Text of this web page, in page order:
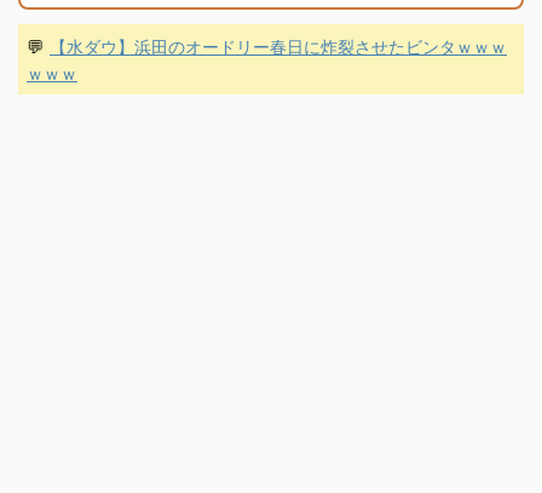
💬
【水ダウ】浜田のオードリー春日に炸裂させたビンタｗｗｗ
ｗｗｗ